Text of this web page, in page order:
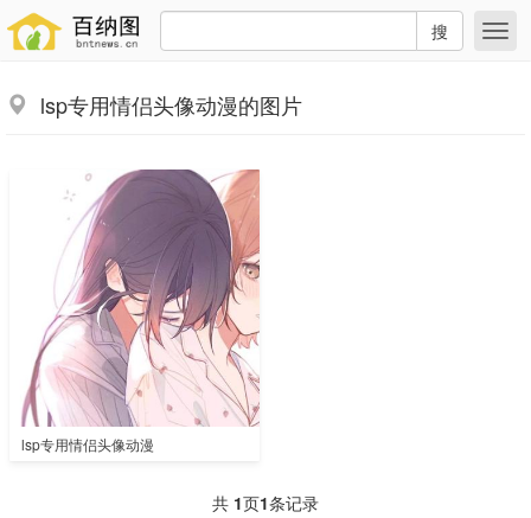
搜
lsp专用情侣头像动漫的图片
lsp专用情侣头像动漫
共 1页1条记录